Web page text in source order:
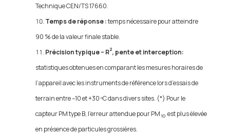
Technique CEN/TS 17660.
Temps de réponse :temps nécessaire pour atteindre
90 % de la valeur finale stable.
Précision typique – R2, pente et interception:​
statistiques obtenues en comparant les mesures horaires de
l’appareil avec les instruments de référence lors d’essais de
terrain entre –10 et +30 ºC dans divers sites. (*) Pour le
capteur PM type B, l’erreur attendue pour PM 10 est plus élevée
en présence de particules grossières.